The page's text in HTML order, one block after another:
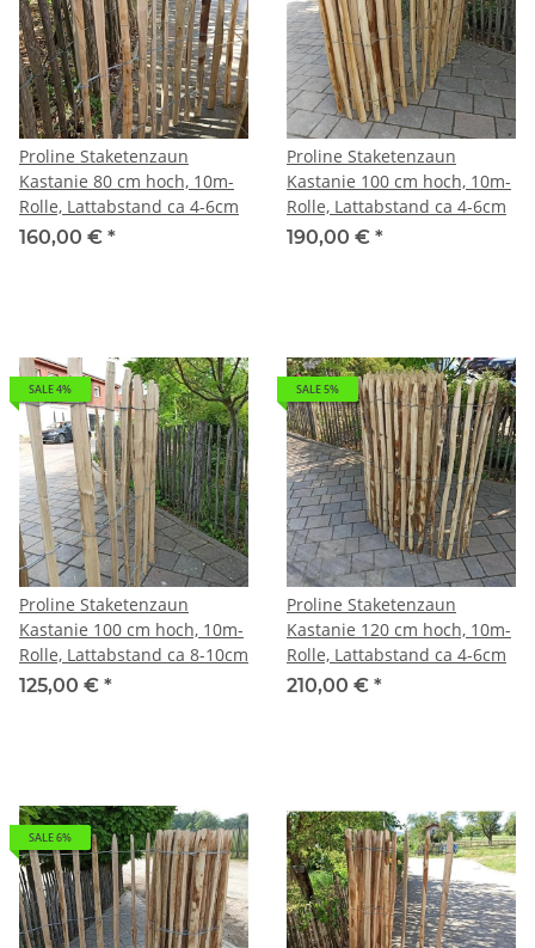
Proline Staketenzaun
Kastanie 80 cm hoch, 10m-
Rolle, Lattabstand ca 4-6cm
160,00 € *
Proline Staketenzaun
Kastanie 100 cm hoch, 10m-
Rolle, Lattabstand ca 4-6cm
190,00 € *
SALE 4%
Proline Staketenzaun
Kastanie 100 cm hoch, 10m-
Rolle, Lattabstand ca 8-10cm
125,00 € *
SALE 5%
Proline Staketenzaun
Kastanie 120 cm hoch, 10m-
Rolle, Lattabstand ca 4-6cm
210,00 € *
SALE 6%